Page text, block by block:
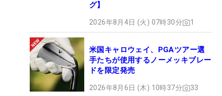
グ】
2026年8月4日 (火) 07時30分 1
米国キャロウェイ、PGAツアー選
手たちが使用するノーメッキブレー
ドを限定発売
2026年8月6日 (木) 10時37分 33